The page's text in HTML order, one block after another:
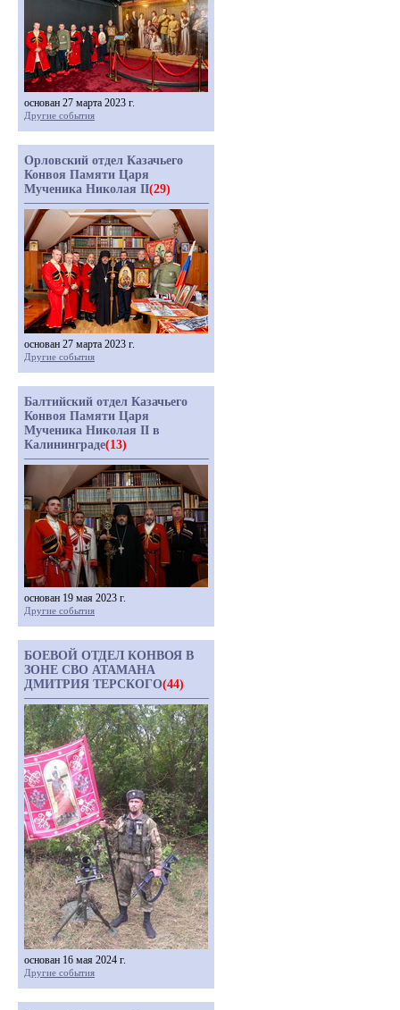
основан 27 марта 2023 г.
Другие события
Орловский отдел Казачьего
Конвоя Памяти Царя
Мученика Николая II(29)
основан 27 марта 2023 г.
Другие события
Балтийский отдел Казачьего
Конвоя Памяти Царя
Мученика Николая II в
Калининграде(13)
основан 19 мая 2023 г.
Другие события
БОЕВОЙ ОТДЕЛ КОНВОЯ В
ЗОНЕ СВО АТАМАНА
ДМИТРИЯ ТЕРСКОГО(44)
основан 16 мая 2024 г.
Другие события